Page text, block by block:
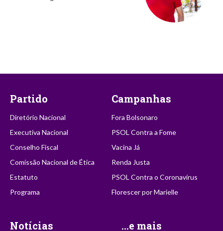
Partido
Diretório Nacional
Executiva Nacional
Conselho Fiscal
Comissão Nacional de Ética
Estatuto
Programa
Campanhas
Fora Bolsonaro
PSOL Contra a Fome
Vacina Já
Renda Justa
PSOL Contra o Coronavírus
Florescer por Marielle
Notícias ...e mais